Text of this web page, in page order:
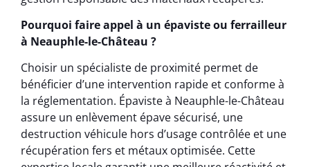
Pourquoi faire appel à un épaviste ou ferrailleur
à Neauphle-le-Château ?
Choisir un spécialiste de proximité permet de
bénéficier d’une intervention rapide et conforme à
la réglementation. Épaviste à Neauphle-le-Château
assure un enlèvement épave sécurisé, une
destruction véhicule hors d’usage contrôlée et une
récupération fers et métaux optimisée. Cette